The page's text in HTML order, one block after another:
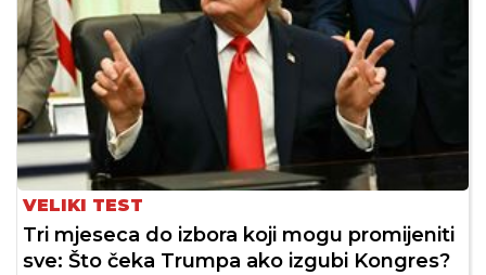
VELIKI TEST
Tri mjeseca do izbora koji mogu promijeniti
sve: Što čeka Trumpa ako izgubi Kongres?